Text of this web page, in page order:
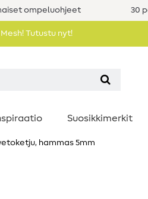
ompeluohjeet 30
Mesh! Tutustu nyt!
Suosikkimerkit
hammas 5mm